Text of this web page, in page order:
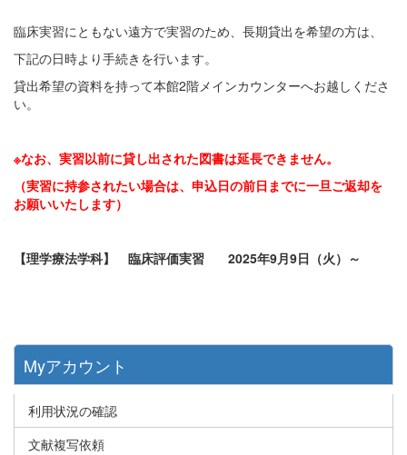
臨床実習にともない遠方で実習のため、長期貸出を希望の方は、
下記の日時より手続きを行います。
貸出希望の資料を持って本館2階メインカウンターへお越しくださ
い。
※なお、実習以前に貸し出された図書は延長できません。
（実習に持参されたい場合は、申込日の前日までに一旦ご返却を
お願いいたします）
【理学療法学科】 臨床評価実習 2025年9月9日（火）～
Myアカウント
利用状況の確認
文献複写依頼